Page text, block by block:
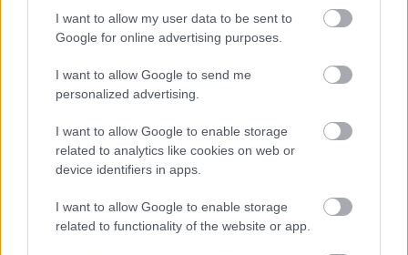
I want to allow my user data to be sent to
Google for online advertising purposes.
I want to allow Google to send me
personalized advertising.
I want to allow Google to enable storage
related to analytics like cookies on web or
device identifiers in apps.
I want to allow Google to enable storage
related to functionality of the website or app.
Grillezett cukkini bulgurral - A fetától
lesz igazán ízes
Még mindig a saláta vonalon közlekedem,
zöldségeket. A cukkinit például, amelyet minden...